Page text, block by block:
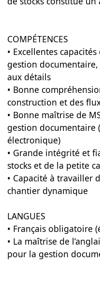
COMPÉTENCES
• Excellentes
gestion
aux détails
• Bonne
construction et des
• Bonne maîtrise de
gestion documentaire
électronique)
• Grande intégrité et
stocks et de la petite
• Capacité à travailler
chantier dynamique
LANGUES
• Français obligatoire
• La maîtrise de
pour la gestion